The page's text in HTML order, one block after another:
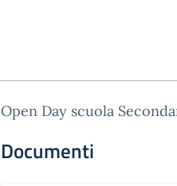
Open Day scuola
Documenti